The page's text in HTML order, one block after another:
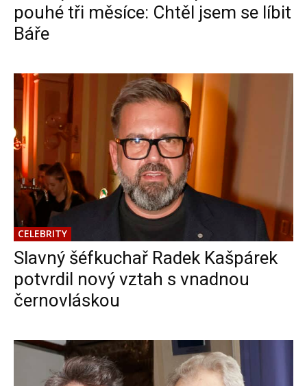
pouhé tři měsíce: Chtěl jsem se líbit
Báře
CELEBRITY
Slavný šéfkuchař Radek Kašpárek
potvrdil nový vztah s vnadnou
černovláskou